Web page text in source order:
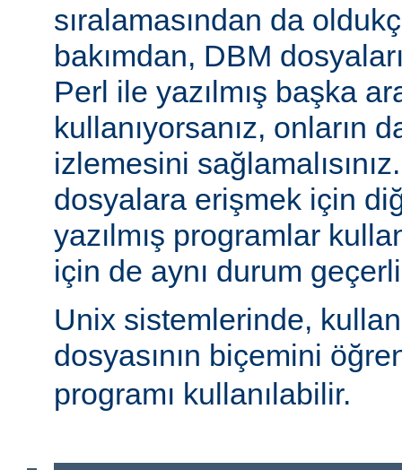
sıralamasından da
bakımdan, DBM
Perl ile yazılmış başka
kullanıyorsanız, onların
izlemesini
dosyalara erişmek için
yazılmış programlar
için de aynı durum
Unix sistemlerinde,
dosyasının biçemini
programı kullanılabilir.